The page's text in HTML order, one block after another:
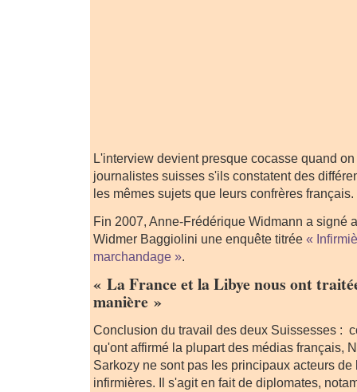
L'interview devient presque cocasse quand
journalistes suisses s'ils constatent des
les mêmes sujets que leurs confrères français.
Fin 2007, Anne-Frédérique Widmann a signé
Widmer Baggiolini une enquête titrée «
marchandage ».
« La France et la Libye nous ont
manière »
Conclusion du travail des deux Suissesses :
qu'ont affirmé la plupart des médias français,
Sarkozy ne sont pas les principaux acteurs
infirmières. Il s'agit en fait de diplomates,